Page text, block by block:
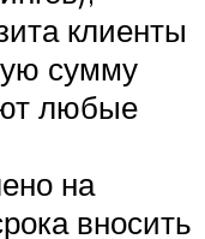
клиенты
сумму
любые
на
вносить